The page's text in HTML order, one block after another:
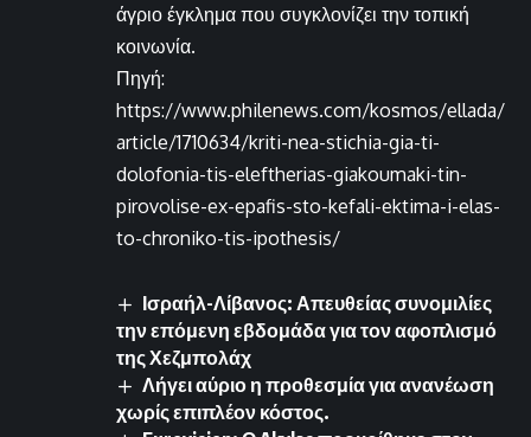
άγριο έγκλημα που συγκλονίζει την τοπική
κοινωνία.
Πηγή:
https://www.philenews.com/kosmos/ellada/
article/1710634/kriti-nea-stichia-gia-ti-
dolofonia-tis-eleftherias-giakoumaki-tin-
pirovolise-ex-epafis-sto-kefali-ektima-i-elas-
to-chroniko-tis-ipothesis/
Ισραήλ-Λίβανος: Απευθείας συνομιλίες
την επόμενη εβδομάδα για τον αφοπλισμό
της Χεζμπολάχ
Λήγει αύριο η προθεσμία για ανανέωση
χωρίς επιπλέον κόστος.